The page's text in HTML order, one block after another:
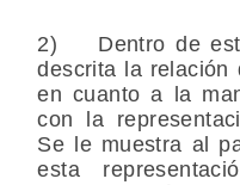
2) Dentro de
descrita la relación
en cuanto a la
con la
Se le muestra al
esta